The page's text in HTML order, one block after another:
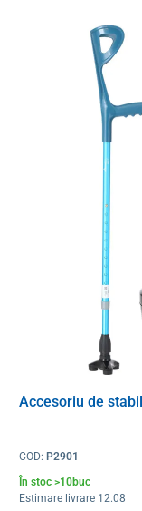
imensiuni:
lungime
lungime
Accesoriu de
COD: P2901
În stoc >10buc
Estimare livrare 12.08